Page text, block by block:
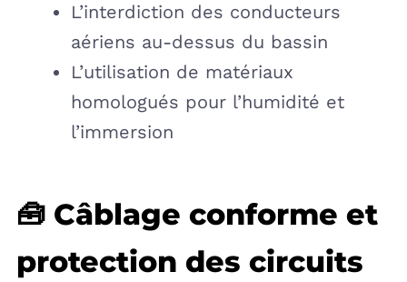
L’interdiction des conducteurs
aériens au-dessus du bassin
L’utilisation de matériaux
homologués pour l’humidité et
l’immersion
🧰 Câblage conforme et
protection des circuits